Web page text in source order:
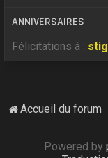
ANNIVERSAIRES
Félicitations à :
Accueil du forum
Powered by